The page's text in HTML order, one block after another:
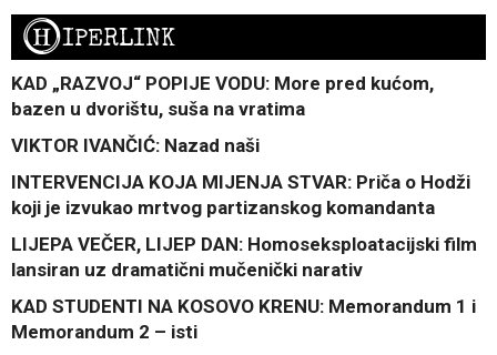
HIPERLINK
KAD „RAZVOJ“ POPIJE VODU: More pred kućom,
bazen u dvorištu, suša na vratima
VIKTOR IVANČIĆ: Nazad naši
INTERVENCIJA KOJA MIJENJA STVAR: Priča o Hodži
koji je izvukao mrtvog partizanskog komandanta
LIJEPA VEČER, LIJEP DAN: Homoseksploatacijski film
lansiran uz dramatični mučenički narativ
KAD STUDENTI NA KOSOVO KRENU: Memorandum 1 i
Memorandum 2 – isti